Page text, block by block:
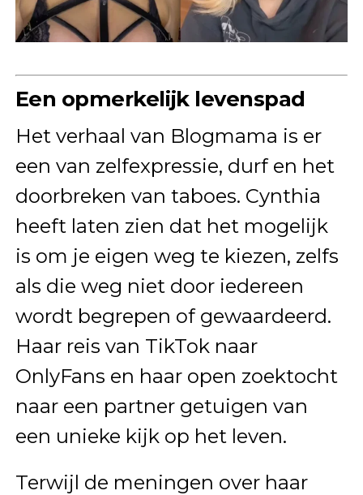
Een opmerkelijk levenspad
Het verhaal van Blogmama is er
een van zelfexpressie, durf en het
doorbreken van taboes. Cynthia
heeft laten zien dat het mogelijk
is om je eigen weg te kiezen, zelfs
als die weg niet door iedereen
wordt begrepen of gewaardeerd.
Haar reis van TikTok naar
OnlyFans en haar open zoektocht
naar een partner getuigen van
een unieke kijk op het leven.
Terwijl de meningen over haar